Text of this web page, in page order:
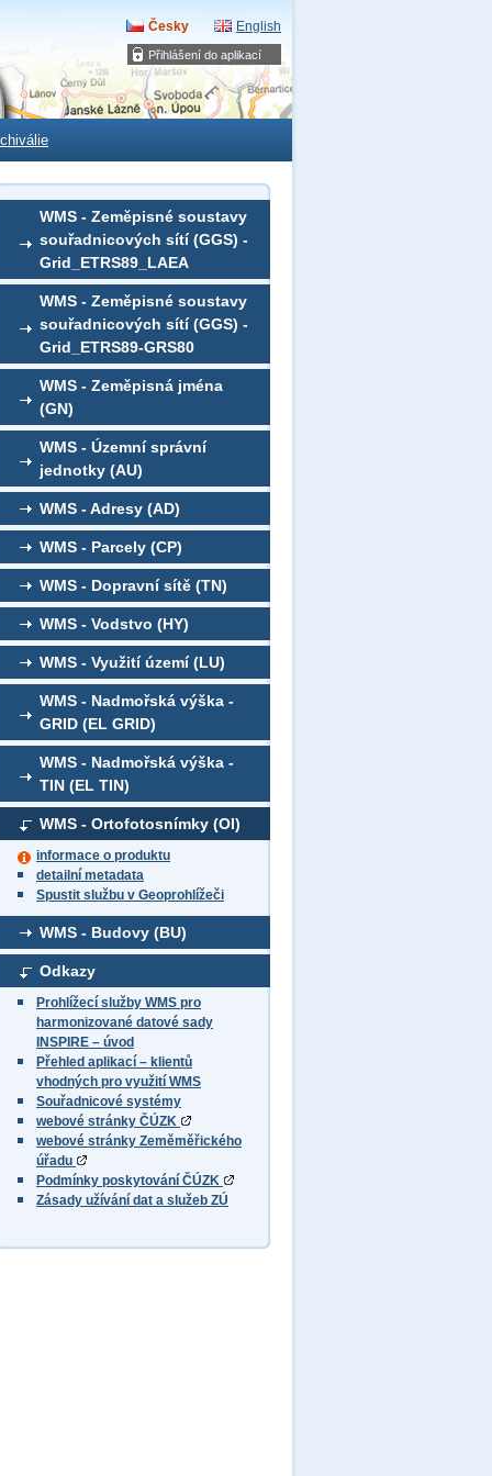
Přihlášení do aplikací
Česky English
WMS - Zeměpisné soustavy
souřadnicových sítí (GGS) -
Grid_ETRS89_LAEA
WMS - Zeměpisné soustavy
souřadnicových sítí (GGS) -
Grid_ETRS89-GRS80
WMS - Zeměpisná jména
(GN)
WMS - Územní správní
jednotky (AU)
WMS - Adresy (AD)
WMS - Parcely (CP)
WMS - Dopravní sítě (TN)
WMS - Vodstvo (HY)
WMS - Využití území (LU)
WMS - Nadmořská výška -
GRID (EL GRID)
WMS - Nadmořská výška -
TIN (EL TIN)
WMS - Ortofotosnímky (OI)
informace o produktu
detailní metadata
Spustit službu v Geoprohlížeči
WMS - Budovy (BU)
Odkazy
Prohlížecí služby WMS pro
harmonizované datové sady
INSPIRE – úvod
Přehled aplikací – klientů
vhodných pro využití WMS
Souřadnicové systémy
webové stránky ČÚZK
webové stránky Zeměměřického
úřadu
Podmínky poskytování ČÚZK
Zásady užívání dat a služeb ZÚ